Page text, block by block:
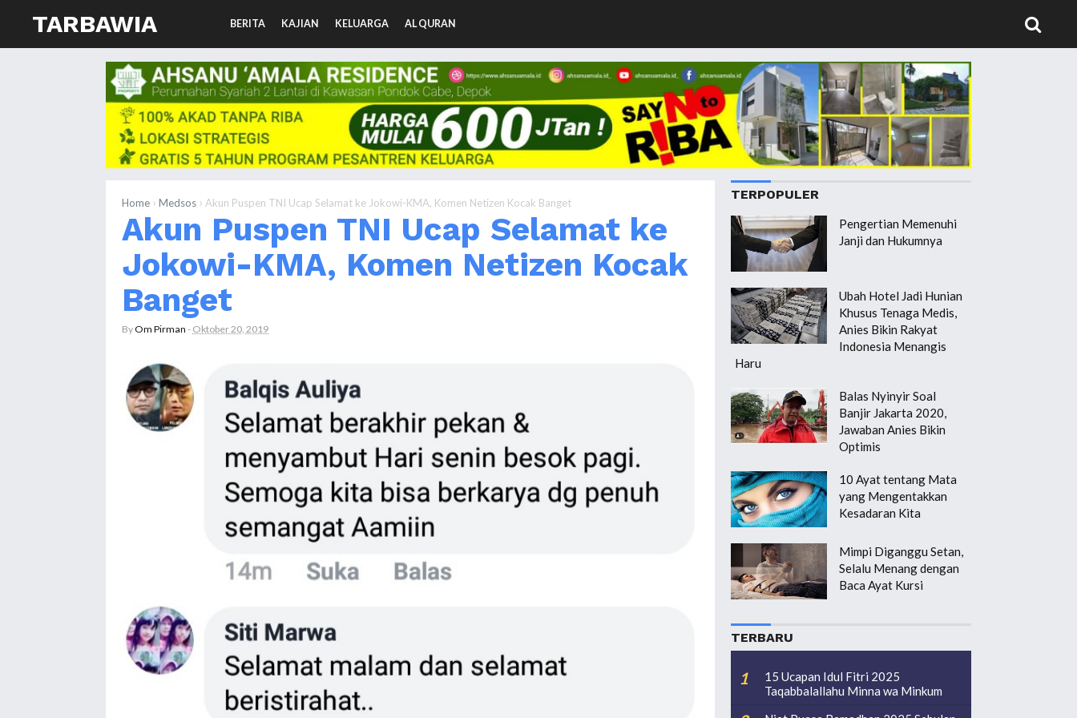
TARBAWIA BERITA KAJIAN KELUARGA AL QURAN
Home › Medsos › Akun Puspen TNI Ucap Selamat ke Jokowi-KMA, Komen Netizen Kocak Banget
Akun Puspen TNI Ucap Selamat ke
Jokowi-KMA, Komen Netizen Kocak
Banget
ByOm Pirman - Oktober 20, 2019
TERPOPULER
Pengertian Memenuhi
Janji dan Hukumnya
Ubah Hotel Jadi Hunian
Khusus Tenaga Medis,
Anies Bikin Rakyat
Indonesia Menangis
Haru
Balas Nyinyir Soal
Banjir Jakarta 2020,
Jawaban Anies Bikin
Optimis
10 Ayat tentang Mata
yang Mengentakkan
Kesadaran Kita
Mimpi Diganggu Setan,
Selalu Menang dengan
Baca Ayat Kursi
TERBARU
15 Ucapan Idul Fitri 2025
Taqabbalallahu Minna wa Minkum